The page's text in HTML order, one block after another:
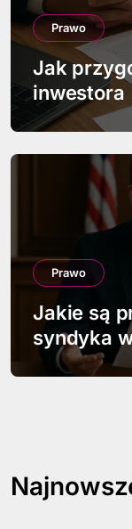
Prawo
Jak
inwestora
Prawo
Jakie są
syndyka